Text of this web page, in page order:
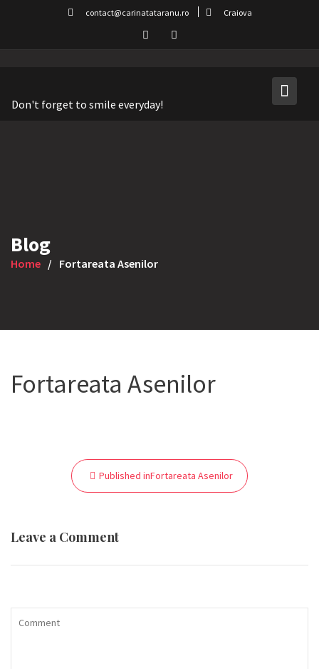
contact@carinatataranu.ro Craiova
Don't forget to smile everyday!
Blog
Home Fortareata Asenilor
Fortareata Asenilor
Navigare
Published inFortareata Asenilor
Leave a Comment